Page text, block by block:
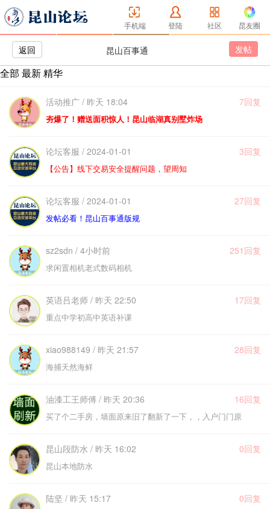
手机端 登陆 社区 昆友圈
返回 昆山百事通 发帖
全部 最新精华
活动推广 / 昨天 18:04 7回复
夯爆了！赠送面积惊人！昆山临湖真别墅炸场
论坛客服 / 2024-01-01 3回复
【公告】线下交易安全提醒问题，望周知
论坛客服 / 2024-01-01 27回复
发帖必看！昆山百事通版规
sz2sdn / 4小时前 251回复
求闲置相机老式数码相机
英语吕老师 / 昨天 22:50 17回复
重点中学初高中英语补课
xiao988149 / 昨天 21:57 28回复
海捕天然海鲜
油漆工王师傅 / 昨天 20:36 16回复
买了个二手房，墙面原来旧了翻新了一下，，入户门门原
昆山段防水 / 昨天 16:02 0回复
昆山本地防水
陆坚 / 昨天 15:17 0回复